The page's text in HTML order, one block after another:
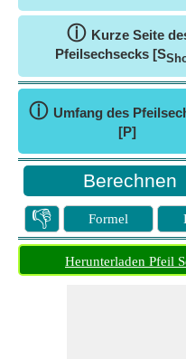
ⓘ Kurze Seite
Pfeilsechsecks [S
ⓘ Umfang des
[P]
👎 Formel
Herunterladen Pfeil